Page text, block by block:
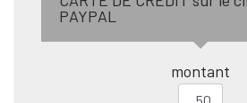
PAYPAL
montant